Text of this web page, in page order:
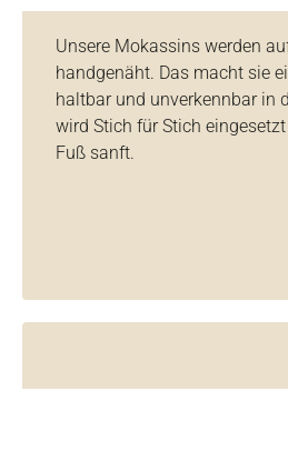
Unsere Mokassins werden
handgenäht. Das macht sie
haltbar und unverkennbar in
wird Stich für Stich
Fuß sanft.